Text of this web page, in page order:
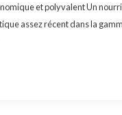
et polyvalent Un
assez récent dans la